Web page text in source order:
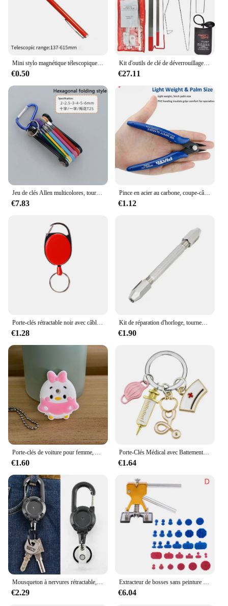
you're prepared for any challenge that comes your
way. Whether you're a professional jeweler or a
vendor looking to expand your product line, the
outil a bijoutier Accessoires pour écouteurs is the
perfect choice.
Mini stylo magnétique télescopique portable, outil pratique, capacité pour ramasser des boulons d'écrou, extensible, le plus récent, 514
€0.50
Kit d'outils de clé de déverrouillage de porte de véhicule, cale de barre mince, ouverture d'urgence, pompe à air noire, pièces de style de voiture universelles
€27.11
Jeu de clés Allen multicolores, tournevis hexagonal, universel, 6 angles, 6 lentilles, boule, HTML, document, outils à main, 9 pièces
€7.83
Pince en acier au carbone, coupe-câble électrique, cisailles latérales coupantes, pince affleurante, outils à main pour la maison, bleu
€1.12
Porte-clés rétractable noir avec câble métallique en acier élastique, porte-clés anti-perte, badge d'identification, sac à dos, accessoires de charme, outil d'extérieur
€1.28
Kit de réparation d'horloge, tournevis outil à main pour la réparation de bijoux de montre 0-3.1mm 1/2/3/4 pièces
€1.90
Porte-clés de voiture pour femme, Avenger Minnie, EquiSpider Cartoon Man, Cat, Key Cover Caps, Key Ring Holder, New Arrival, 1Pc
€1.60
Porte-Clés Médical avec Battements de Cœur, Stéthoscope, Seringue, Capuchon d'Infirmière, Cadeaux d'Infirmière, Bijoux Faits à la Main, Ornements de Sac, Breloque
€1.64
Mousqueton à nervures rétractable, équipement de mousqueton, câble métallique en acier, porte-clés à ressort, outil de porte-clés sportif en plein air
€2.29
Extracteur de bosses sans peinture professionnel pour voiture, débosseleur de carrosserie, kit de réparation de ventouse, kits d'outils de débosselage automatique, ateliers de voiture
€6.04